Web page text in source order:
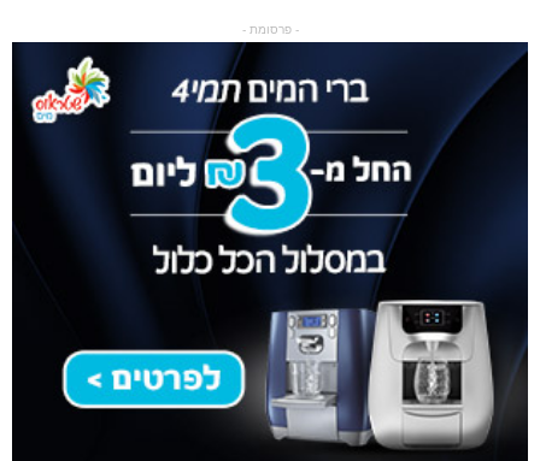
- פרסומת -